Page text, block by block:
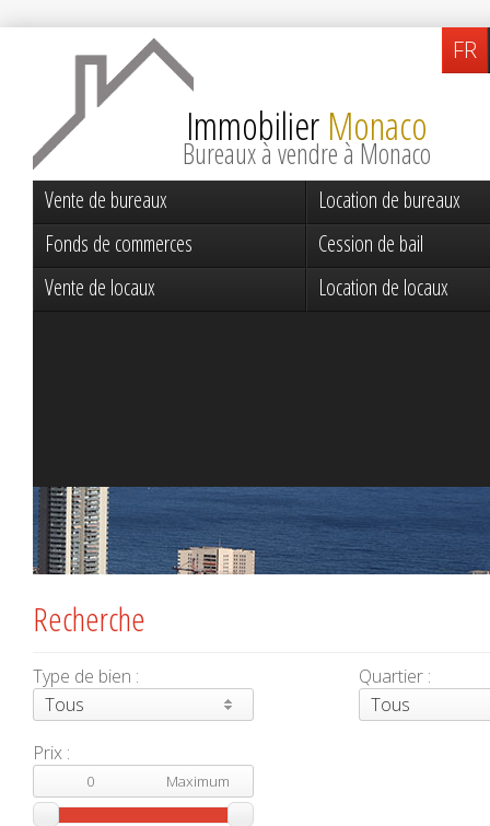
Immobilier Monaco
Bureaux à vendre à Monaco
Recherche
Type de bien :
Tous
Quartier :
Tous
Prix :
FR
Vente de bureaux
Location de bureaux
Fonds de commerces
Cession de bail
Vente de locaux
Location de locaux